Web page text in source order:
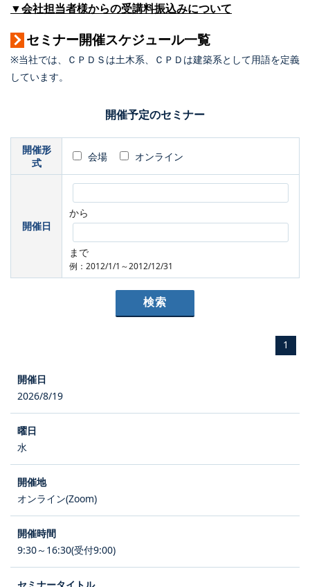
▼会社担当者様からの受講料振込みについて
セミナー開催スケジュール一覧
※当社では、ＣＰＤＳは土木系、ＣＰＤは建築系として用語を定義
しています。
開催予定のセミナー
開催形
式
会場 オンライン
開催日
から
まで
例：2012/1/1～2012/12/31
1
2026/8/19
水
オンライン(Zoom)
9:30～16:30(受付9:00)